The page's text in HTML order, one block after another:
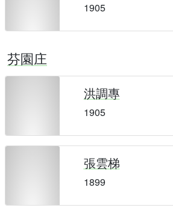
1905
芬園庄
洪調專
1905
張雲梯
1899